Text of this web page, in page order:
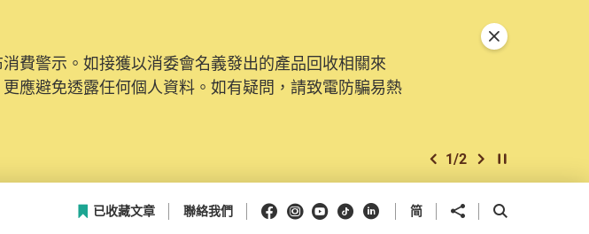
費警示。如接獲以消委會名義發出的產品回收相關來
應避免透露任何個人資料。如有疑問，請致電防騙易熱
上一個
1/2 下一個開始/暫停幻燈
關閉特別通告
已收藏文章 聯絡我們 Facebook
Instagram
Youtube
抖音領英 简 分享到 開啟搜尋框